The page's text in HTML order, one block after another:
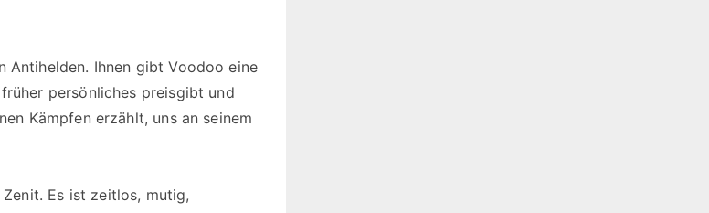
Antihelden. Ihnen gibt Voodoo eine
persönliches preisgibt und
Kämpfen erzählt, uns an seinem
Es ist zeitlos, mutig,